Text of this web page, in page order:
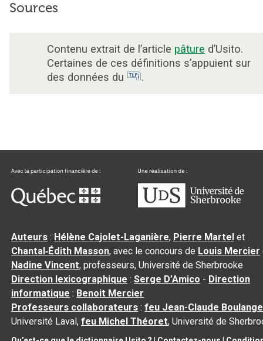
Sources
Contenu extrait de l’article pâture d’Usito.
Certaines de ces définitions s’appuient sur
des données du
.
Auteurs : Hélène Cajolet-Laganière, Pierre Martel et
Chantal‑Édith Masson, avec le concours de Louis Mercier
Nadine Vincent, professeurs, Université de Sherbrooke
Direction lexicographique :Serge D’Amico - Direction
informatique : Benoit Mercier
Professeurs collaborateurs :feu Jean-Claude
Université Laval,feu Michel Théoret, Université de